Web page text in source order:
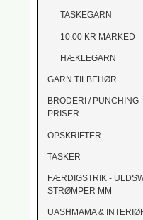
TASKEGARN
10,00 KR MARKED
HÆKLEGARN
GARN TILBEHØR
BRODERI / PUNCHING
PRISER
OPSKRIFTER
TASKER
FÆRDIGSTRIK -
STRØMPER MM
UASHMAMA &